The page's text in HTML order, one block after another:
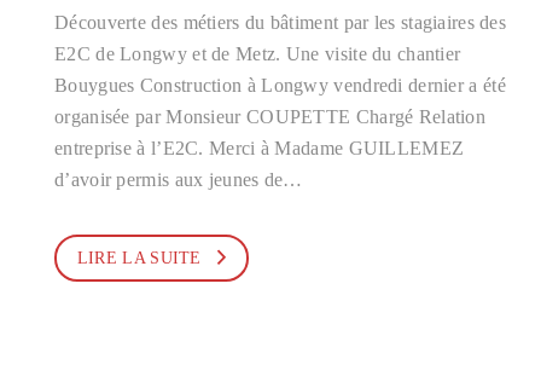
Découverte des métiers du bâtiment par les stagiaires des
E2C de Longwy et de Metz. Une visite du chantier
Bouygues Construction à Longwy vendredi dernier a été
organisée par Monsieur COUPETTE Chargé Relation
entreprise à l’E2C. Merci à Madame GUILLEMEZ
d’avoir permis aux jeunes de…
LIRE LA SUITE